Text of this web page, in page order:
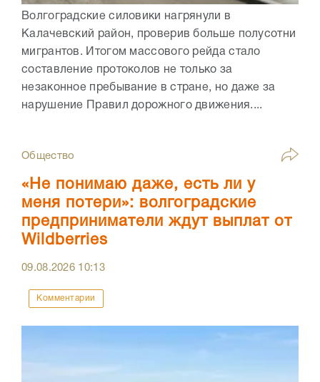
Волгоградские силовики нагрянули в
Калачевский район, проверив больше полусотни
мигрантов. Итогом массового рейда стало
составление протоколов не только за
незаконное пребывание в стране, но даже за
нарушение Правил дорожного движения....
Общество
«Не понимаю даже, есть ли у
меня потери»: волгоградские
предприниматели ждут выплат от
Wildberries
09.08.2026 10:13
Комментарии